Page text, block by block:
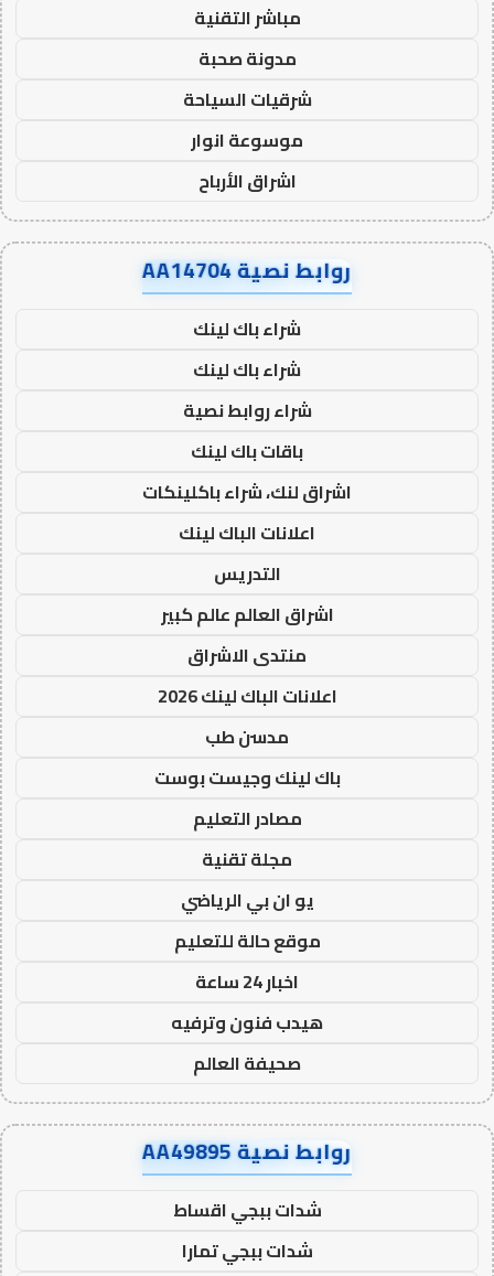
مباشر التقنية
مدونة صحبة
شرقيات السياحة
موسوعة انوار
اشراق الأرباح
روابط نصية AA14704
شراء باك لينك
شراء باك لينك
شراء روابط نصية
باقات باك لينك
اشراق لنك، شراء باكلينكات
اعلانات الباك لينك
التدريس
اشراق العالم عالم كبير
منتدى الاشراق
اعلانات الباك لينك 2026
مدسن طب
باك لينك وجيست بوست
مصادر التعليم
مجلة تقنية
يو ان بي الرياضي
موقع حالة للتعليم
اخبار 24 ساعة
هيدب فنون وترفيه
صحيفة العالم
روابط نصية AA49895
شدات ببجي اقساط
شدات ببجي تمارا